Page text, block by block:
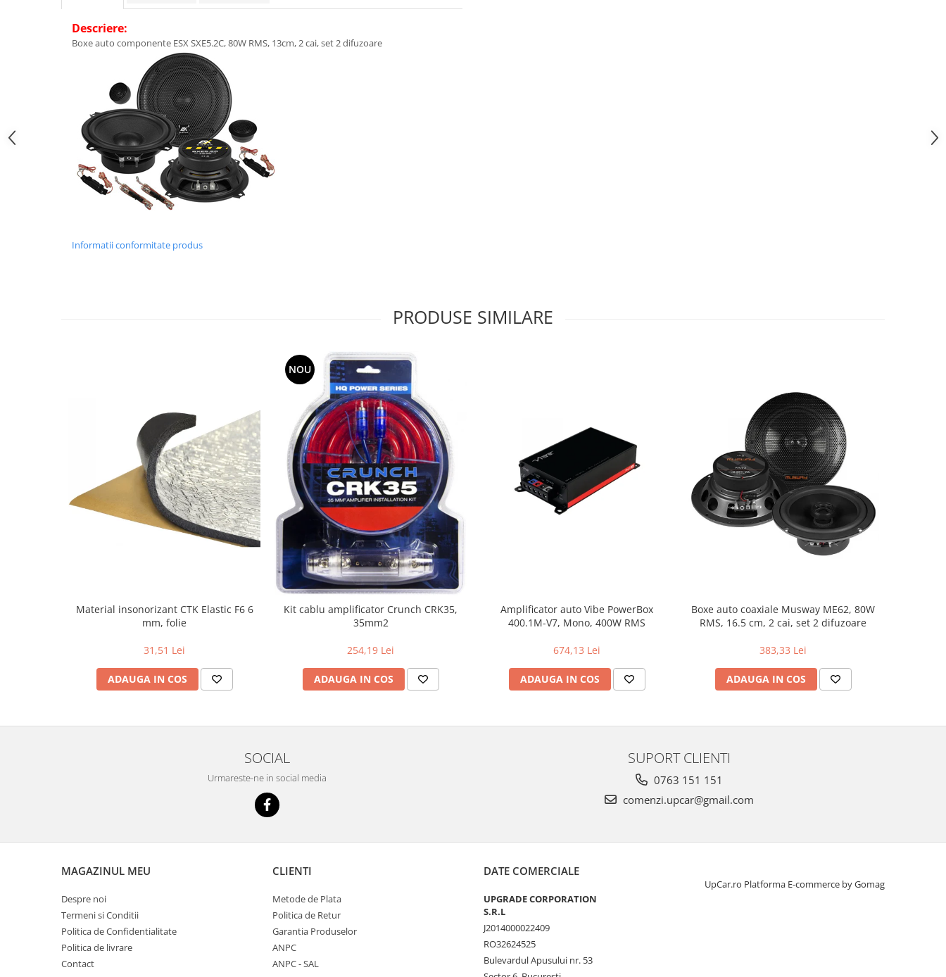
Descriere:
Boxe auto componente ESX SXE5.2C, 80W RMS, 13cm, 2 cai, set 2 difuzoare
Informatii conformitate produs
PRODUSE SIMILARE
Material insonorizant CTK Elastic F6 6
mm, folie
31,51 Lei
ADAUGA IN COS
NOU
Kit cablu amplificator Crunch CRK35,
35mm2
254,19 Lei
ADAUGA IN COS
Amplificator auto Vibe PowerBox
400.1M-V7, Mono, 400W RMS
674,13 Lei
ADAUGA IN COS
Boxe auto coaxiale Musway ME62, 80W
RMS, 16.5 cm, 2 cai, set 2 difuzoare
383,33 Lei
ADAUGA IN COS
SOCIAL
Urmareste-ne in social media
SUPORT CLIENTI
0763 151 151
comenzi.upcar@gmail.com
MAGAZINUL MEU
Despre noi
Termeni si Conditii
Politica de Confidentialitate
Politica de livrare
Contact
CLIENTI
Metode de Plata
Politica de Retur
Garantia Produselor
ANPC
ANPC - SAL
DATE COMERCIALE
UPGRADE CORPORATION
S.R.L
J2014000022409
RO32624525
Bulevardul Apusului nr. 53
UpCar.ro Platforma E-commerce by Gomag